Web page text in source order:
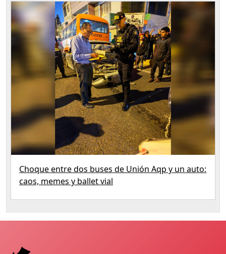
Choque entre dos buses de Unión Aqp y un auto:
caos, memes y ballet vial